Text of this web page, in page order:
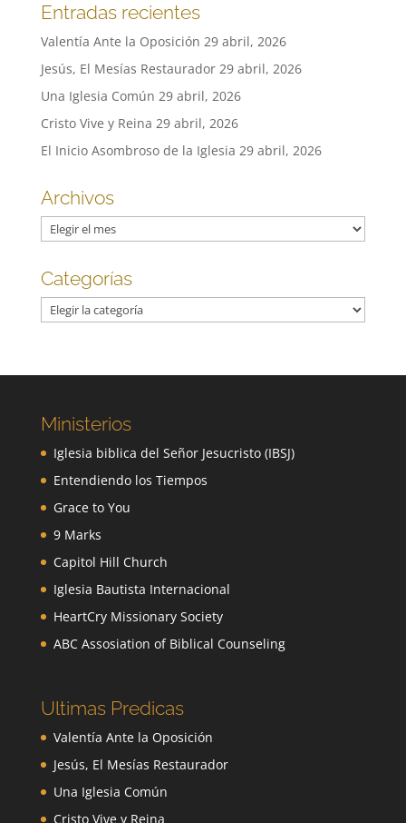
Entradas recientes
Valentía Ante la Oposición 29 abril, 2026
Jesús, El Mesías Restaurador 29 abril, 2026
Una Iglesia Común 29 abril, 2026
Cristo Vive y Reina 29 abril, 2026
El Inicio Asombroso de la Iglesia 29 abril, 2026
Archivos
Archivos
Categorías
Categorías
Ministerios
Iglesia biblica del Señor Jesucristo (IBSJ)
Entendiendo los Tiempos
Grace to You
9 Marks
Capitol Hill Church
Iglesia Bautista Internacional
HeartCry Missionary Society
ABC Assosiation of Biblical Counseling
Ultimas Predicas
Valentía Ante la Oposición
Jesús, El Mesías Restaurador
Una Iglesia Común
Cristo Vive y Reina